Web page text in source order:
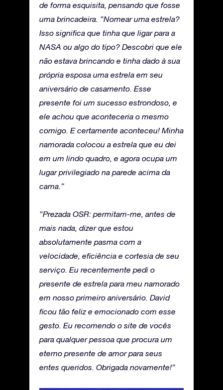
de forma esquisita, pensando que fosse
uma brincadeira. “Nomear uma estrela?
Isso significa que tinha que ligar para a
NASA ou algo do tipo? Descobri que ele
não estava brincando e tinha dado à sua
própria esposa uma estrela em seu
aniversário de casamento. Esse
presente foi um sucesso estrondoso, e
ele achou que aconteceria o mesmo
comigo. E certamente aconteceu! Minha
namorada colocou a estrela que eu dei
em um lindo quadro, e agora ocupa um
lugar privilegiado na parede acima da
cama.”
“Prezada OSR: permitam-me, antes de
mais nada, dizer que estou
absolutamente pasma com a
velocidade, eficiência e cortesia de seu
serviço. Eu recentemente pedi o
presente de estrela para meu namorado
em nosso primeiro aniversário. David
ficou tão feliz e emocionado com esse
gesto. Eu recomendo o site de vocês
para qualquer pessoa que procura um
eterno presente de amor para seus
entes queridos. Obrigada novamente!”